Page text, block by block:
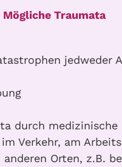
Mögliche Traumata
jedweder
durch medizinische
Verkehr, am
anderen Orten, z.B.